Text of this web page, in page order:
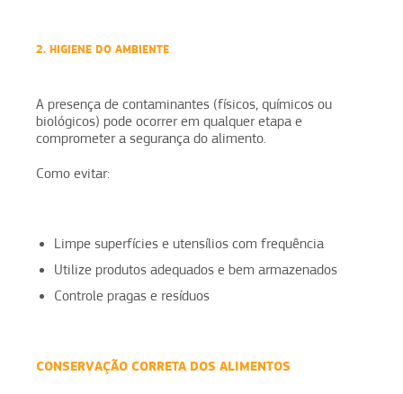
2. HIGIENE DO AMBIENTE
A presença de contaminantes (físicos, químicos ou
biológicos) pode ocorrer em qualquer etapa e
comprometer a segurança do alimento.
Como evitar:
Limpe superfícies e utensílios com frequência
Utilize produtos adequados e bem armazenados
Controle pragas e resíduos
CONSERVAÇÃO CORRETA DOS ALIMENTOS